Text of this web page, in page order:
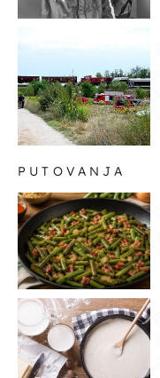
PUTOVANJA